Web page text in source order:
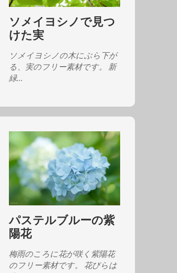
ソメイヨシノで見つ
けた実
ソメイヨシノの木にぶら下が
る、実のフリー素材です。 新
緑…
パステルブルーの紫
陽花
梅雨のころに花が咲く紫陽花
のフリー素材です。 花びらは